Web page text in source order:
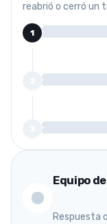
reabrió o cerró un
1
Equipo
Respuesta